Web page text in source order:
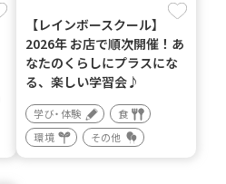
【レインボースクール】
2026年 お店で順次開催！あ
なたのくらしにプラスにな
る、楽しい学習会♪
学び・体験
食
環境
その他